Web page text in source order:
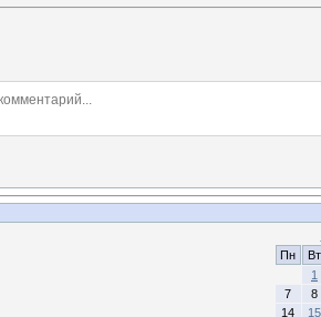
Пн
Вт
1
7
8
14
15